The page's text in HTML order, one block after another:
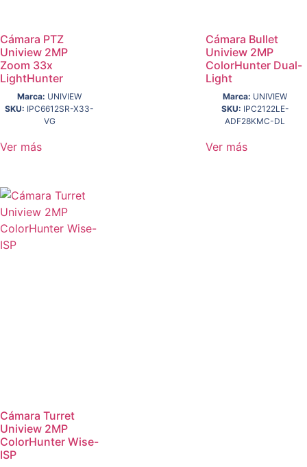
Cámara PTZ
Uniview 2MP
Zoom 33x
LightHunter
Marca: UNIVIEW
SKU: IPC6612SR-X33-
VG
Ver más
Cámara Bullet
Uniview 2MP
ColorHunter Dual-
Light
Marca: UNIVIEW
SKU: IPC2122LE-
ADF28KMC-DL
Ver más
Cámara Turret
Uniview 2MP
ColorHunter Wise-
ISP